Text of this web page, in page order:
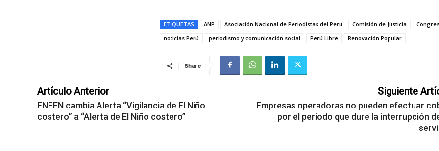
ETIQUETAS ANP Asociación Nacional de Periodistas del Perú Comisión de Justicia
noticias Perú
periodismo y comunicación social Perú Libre Renovación Popular
Share
Artículo Anterior
ENFEN cambia Alerta “Vigilancia de El Niño
costero” a “Alerta de El Niño costero”
Siguiente
Empresas operadoras no pueden efectuar
por el periodo que dure la interrupción